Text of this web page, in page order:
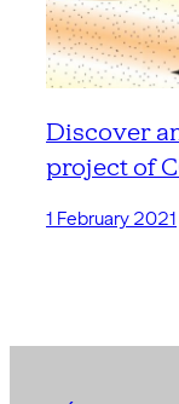
Discover
project of
1 February 2021